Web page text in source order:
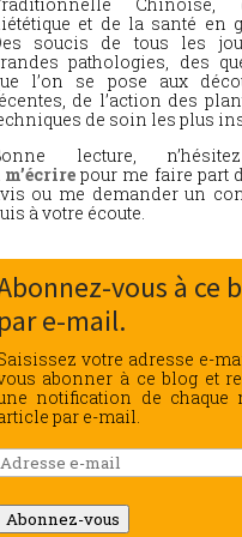
et de la santé en
soucis de tous les
pathologies, des
l’on se pose aux
de l’action des
de soin les plus
lecture,
m’écrire pour me faire part
ou me demander un
à votre écoute.
vous à ce
par e-mail.
votre adresse e-
abonner à ce blog et
notification de chaque
par e-mail.
Abonnez-vous